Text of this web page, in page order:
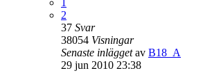
2
37 Svar
38054 Visningar
Senaste inläggetav B18_A
29 jun 2010 23:38